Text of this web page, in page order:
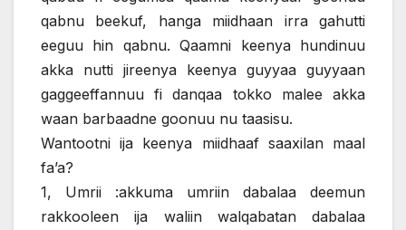
qabnu beekuf, hanga miidhaan irra gahutti
eeguu hin qabnu. Qaamni keenya hundinuu
akka nutti jireenya keenya guyyaa guyyaan
gaggeeffannuu fi danqaa tokko malee akka
waan barbaadne goonuu nu taasisu.
Wantootni ija keenya miidhaaf saaxilan maal
fa’a?
1, Umrii :akkuma umriin dabalaa deemun
rakkooleen ija waliin walqabatan dabalaa